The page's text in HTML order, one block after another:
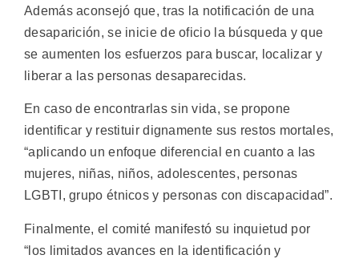
Además aconsejó que, tras la notificación de una
desaparición, se inicie de oficio la búsqueda y que
se aumenten los esfuerzos para buscar, localizar y
liberar a las personas desaparecidas.
En caso de encontrarlas sin vida, se propone
identificar y restituir dignamente sus restos mortales,
“aplicando un enfoque diferencial en cuanto a las
mujeres, niñas, niños, adolescentes, personas
LGBTI, grupo étnicos y personas con discapacidad”.
Finalmente, el comité manifestó su inquietud por
“los limitados avances en la identificación y